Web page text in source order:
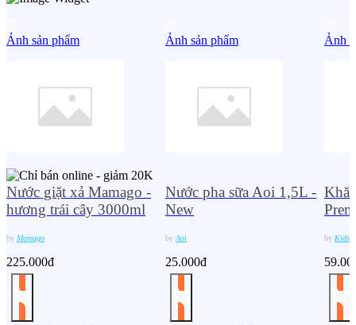
Ảnh sản phẩm
Nước giặt xả Mamago -
hương trái cây 3000ml
by Mamago
225.000đ
Ảnh sản phẩm
Nước pha sữa Aoi 1,5L -
New
by Aoi
25.000đ
Ảnh
by